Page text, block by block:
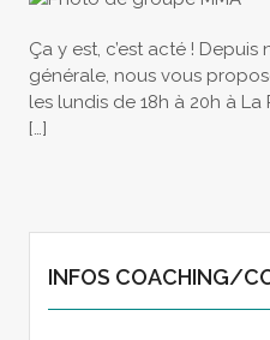
Ça y est, c’est acté !
générale, nous vous
les lundis de 18h à 20h à
[…]
INFOS COACHING/